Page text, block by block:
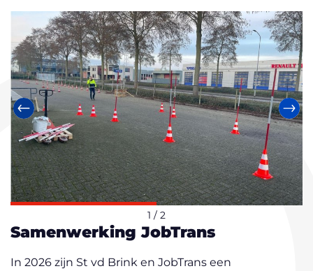
Vorige
1 / 2
Samenwerking JobTrans
In 2026 zijn St vd Brink en JobTrans een